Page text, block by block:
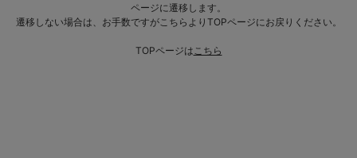
ページに遷移します。
遷移しない場合は、お手数ですがこちらよりTOPページにお戻りください。
TOPページはこちら